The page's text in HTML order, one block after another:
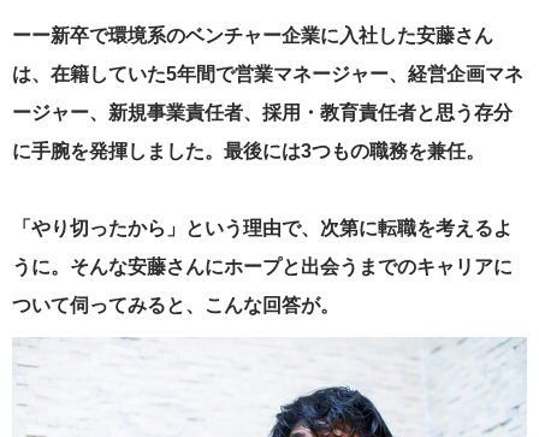
ーー新卒で環境系のベンチャー企業に入社した安藤さん
は、在籍していた5年間で営業マネージャー、経営企画マネ
ージャー、新規事業責任者、採用・教育責任者と思う存分
に手腕を発揮しました。最後には3つもの職務を兼任。
「やり切ったから」という理由で、次第に転職を考えるよ
うに。そんな安藤さんにホープと出会うまでのキャリアに
ついて伺ってみると、こんな回答が。